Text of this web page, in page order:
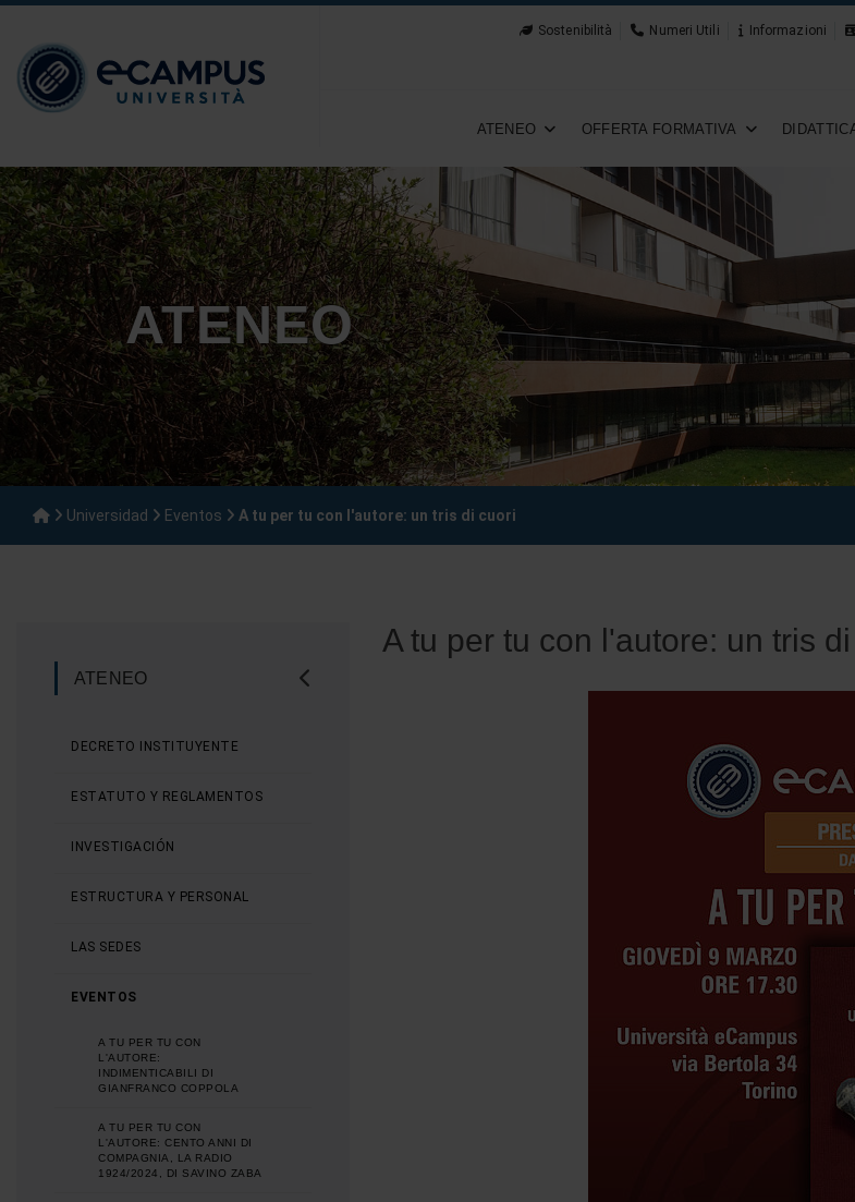
Sostenibilità Numeri Utili Informazioni
ATENEO OFFERTA FORMATIVA
ATENEO
Universidad Eventos A tu per tu con l'autore: un tris di cuori
ATENEO
DECRETO INSTITUYENTE
ESTATUTO Y REGLAMENTOS
INVESTIGACIÓN
ESTRUCTURA Y PERSONAL
LAS SEDES
EVENTOS
A TU PER TU CON
L'AUTORE:
INDIMENTICABILI DI
GIANFRANCO COPPOLA
A TU PER TU CON
L'AUTORE: CENTO ANNI DI
COMPAGNIA, LA RADIO
1924/2024, DI SAVINO ZABA
A tu per tu con l'autore: un tris